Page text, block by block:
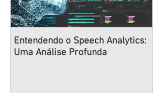
Entendendo o Speech Analytics:
Uma Análise Profunda